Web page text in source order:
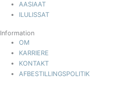
AASIAAT
ILULISSAT
Information
OM
KARRIERE
KONTAKT
AFBESTILLINGSPOLITIK